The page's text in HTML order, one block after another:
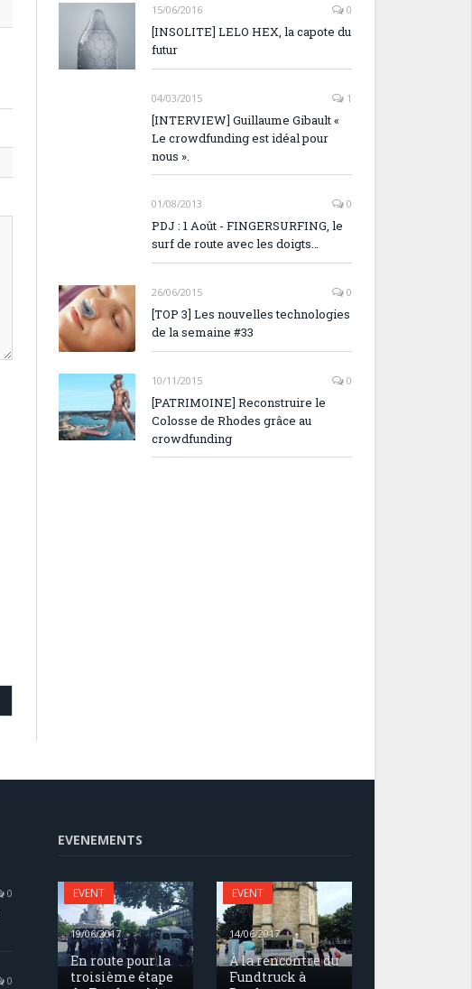
15/06/2016 0
[INSOLITE] LELO HEX, la capote du
futur
04/03/2015 1
[INTERVIEW] Guillaume Gibault «
Le crowdfunding est idéal pour
nous ».
01/08/2013 0
PDJ : 1 Août - FINGERSURFING, le
surf de route avec les doigts…
26/06/2015 0
[TOP 3] Les nouvelles technologies
de la semaine #33
10/11/2015 0
[PATRIMOINE] Reconstruire le
Colosse de Rhodes grâce au
crowdfunding
0
0
EVENEMENTS
EVENT
19/06/2017
En route pour la
troisième étape
EVENT
14/06/2017
À la rencontre du
Fundtruck à